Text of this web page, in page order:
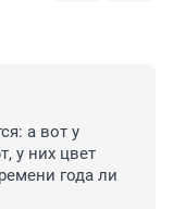
а вот у
у них цвет
года ли